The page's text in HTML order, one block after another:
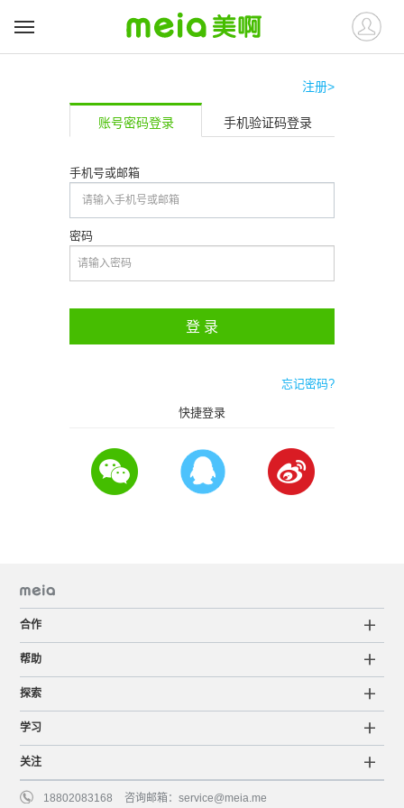
注册>
账号密码登录 手机验证码登录
手机号或邮箱
密码
登 录
快捷登录
忘记密码?
合作
帮助
探索
学习
关注
18802083168 咨询邮箱：service@meia.me